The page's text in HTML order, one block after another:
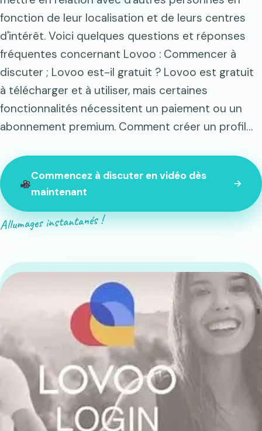
fonction de leur localisation et de leurs centres
d'intérêt. Voici quelques questions et réponses
fréquentes concernant Lovoo : Commencer à
discuter ; Lovoo est-il gratuit ? Lovoo est gratuit
à télécharger et à utiliser, mais certaines
fonctionnalités nécessitent un paiement ou un
abonnement premium. Comment créer un profil…
Commencez à discuter en vidéo dès
maintenant
Allumages instantanés !